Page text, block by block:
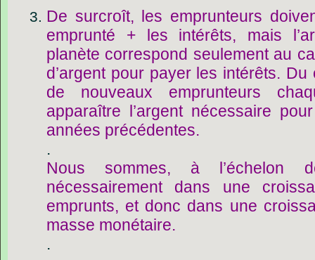
De surcroît, les emprunteurs
emprunté + les intérêts, mais
planète correspond seulement au
d’argent pour payer les intérêts.
de nouveaux emprunteurs
apparaître l’argent nécessaire
années précédentes.
.
Nous sommes, à l’échelon
nécessairement dans une
emprunts, et donc dans une
masse monétaire.
.